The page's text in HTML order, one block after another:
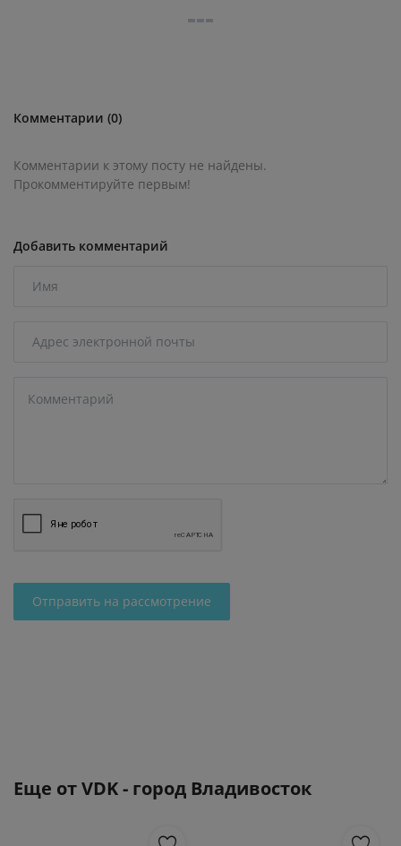
Комментарии (0)
Комментарии к этому посту не найдены.
Прокомментируйте первым!
Добавить комментарий
Отправить на рассмотрение
Еще отVDK - город Владивосток